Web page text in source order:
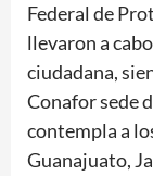
Federal de
llevaron a
ciudadana,
Conafor sede
contempla a
Guanajuato,